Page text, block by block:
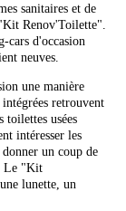
sanitaires et de
Renov'Toilette".
cars d'occasion
neuves.
une manière
retrouvent
toilettes usées
intéresser les
un coup de
Le "Kit
lunette, un